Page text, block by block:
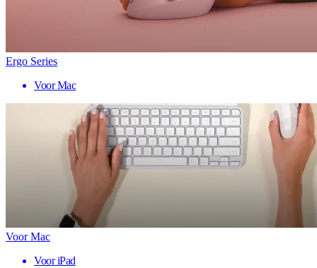
Ergo Series
Voor Mac
Voor Mac
Voor iPad